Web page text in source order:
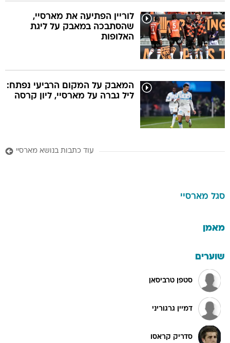
לוריין הפתיעה את מארסיי,
שהסתבכה במאבק על ליגת
האלופות
המאבק על המקום הרביעי נפתח:
ליל גברה על מארסיי, ליון קרסה
עוד כתבות בנושא מארסיי
סגל מארסיי
מאמן
שוערים
סטפן טרביסאן
דמיין גרגוריני
סדריק קראסו